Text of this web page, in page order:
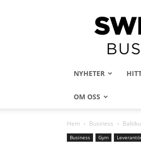
NYHETER
OM OSS
Hem Business
Business Gym